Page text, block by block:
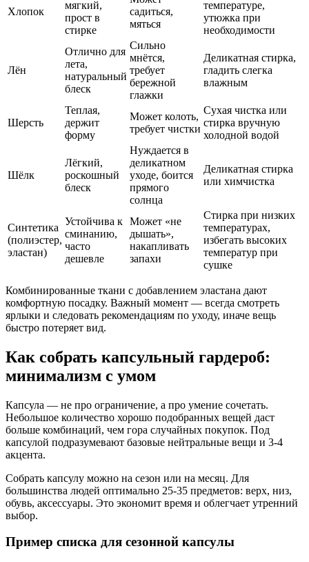
Хлопок
мягкий,
прост в
стирке
садиться,
мяться
температуре,
утюжка при
необходимости
Лён
Отлично для
лета,
натуральный
блеск
Сильно
мнётся,
требует
бережной
глажки
Деликатная стирка,
гладить слегка
влажным
Шерсть
Теплая,
держит
форму
Может колоть,
требует чистки
Сухая чистка или
стирка вручную
холодной водой
Шёлк
Лёгкий,
роскошный
блеск
Нуждается в
деликатном
уходе, боится
прямого
солнца
Деликатная стирка
или химчистка
Синтетика
(полиэстер,
эластан)
Устойчива к
сминанию,
часто
дешевле
Может «не
дышать»,
накапливать
запахи
Стирка при низких
температурах,
избегать высоких
температур при
сушке
Комбинированные ткани с добавлением эластана дают
комфортную посадку. Важный момент — всегда смотреть
ярлыки и следовать рекомендациям по уходу, иначе вещь
быстро потеряет вид.
Как собрать капсульный гардероб:
минимализм с умом
Капсула — не про ограничение, а про умение сочетать.
Небольшое количество хорошо подобранных вещей даст
больше комбинаций, чем гора случайных покупок. Под
капсулой подразумевают базовые нейтральные вещи и 3-4
акцента.
Собрать капсулу можно на сезон или на месяц. Для
большинства людей оптимально 25-35 предметов: верх, низ,
обувь, аксессуары. Это экономит время и облегчает утренний
выбор.
Пример списка для сезонной капсулы